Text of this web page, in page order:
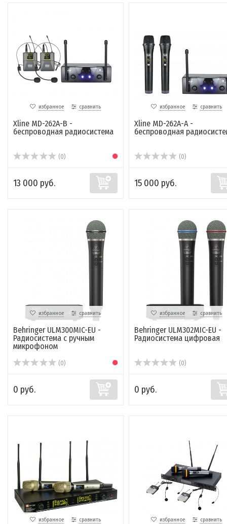
избранное сравнить
Xline MD-262A-B -
беспроводная радиосистема
(0)
13 000 руб.
избранное сравнить
Xline MD-262A-A -
беспроводная
(0)
15 000 руб.
избранное сравнить
Behringer ULM300MIC-EU -
Радиосистема с ручным
микрофоном
(0)
0 руб.
избранное сравнить
Behringer ULM302MIC-EU -
Радиосистема цифровая
(0)
0 руб.
избранное сравнить избранное сравнить